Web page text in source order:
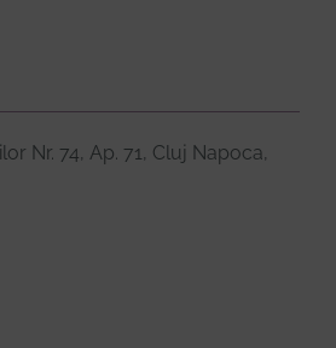
Nr. 74, Ap. 71, Cluj Napoca,